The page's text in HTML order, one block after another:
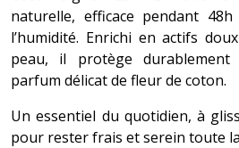
naturelle, efficace pendant
l’humidité. Enrichi en actifs
peau, il protège
parfum délicat de fleur de coton.
Un essentiel du quotidien, à
pour rester frais et serein toute